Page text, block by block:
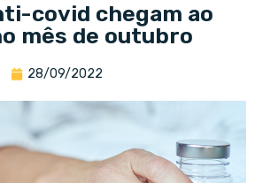
covid chegam ao
mês de outubro
28/09/2022